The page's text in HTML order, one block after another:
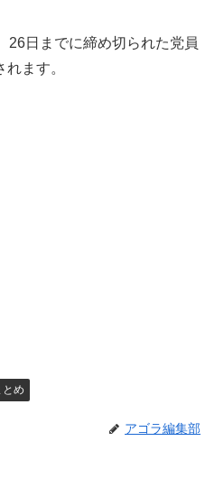
26日までに締め切られた党員
ます。
とめ
アゴラ編集部